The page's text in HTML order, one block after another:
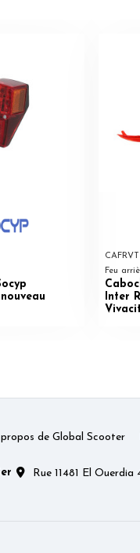
CAFRVT
Feu
Inter
de Global Scooter
Rue 11481 El Ouerdia